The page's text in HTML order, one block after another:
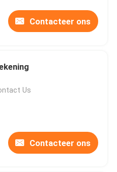
Contacteer ons
Us
Contacteer ons